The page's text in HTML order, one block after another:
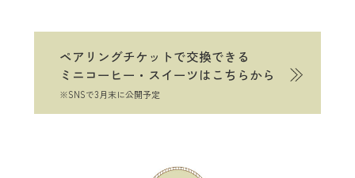
ペアリングチケットで交換できる
ミニコーヒー・スイーツはこちらから
※SNSで3月末に公開予定